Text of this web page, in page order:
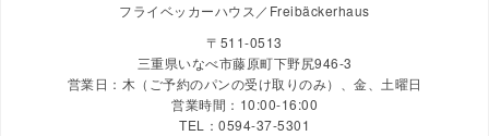
フライベッカーハウス／Freibäckerhaus
〒511-0513
三重県いなべ市藤原町下野尻946-3
営業日：木（ご予約のパンの受け取りのみ）、金、土曜日
営業時間：10:00-16:00
TEL：0594-37-5301